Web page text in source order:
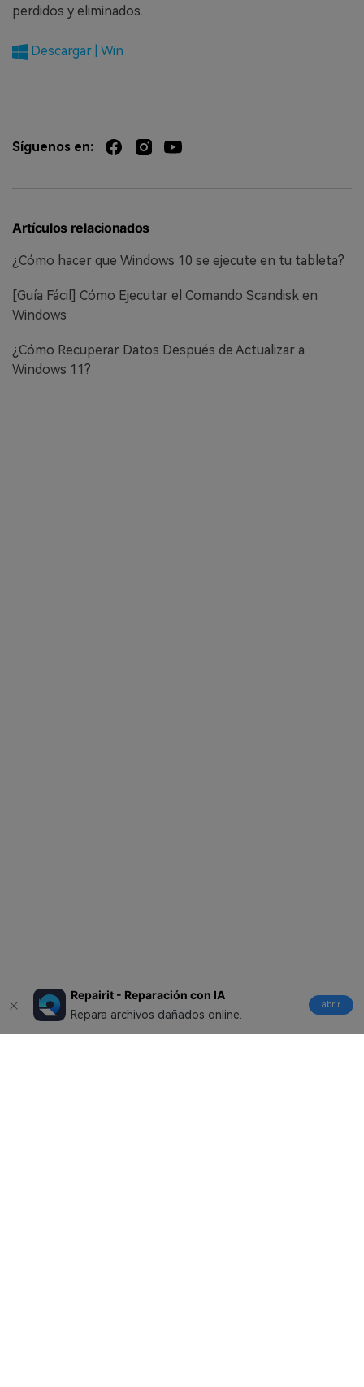
Repairit - Reparación con IA
Repara archivos dañados online.
abrir
perdidos y eliminados.
Descargar | Win
Síguenos en:
Artículos relacionados
¿Cómo hacer que Windows 10 se ejecute en tu tableta?
[Guía Fácil] Cómo Ejecutar el Comando Scandisk en
Windows
¿Cómo Recuperar Datos Después de Actualizar a
Windows 11?